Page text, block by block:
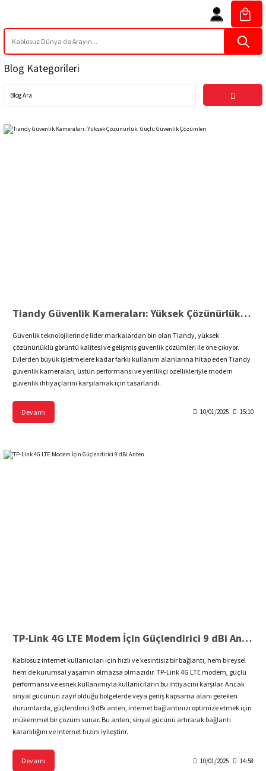
Blog Kategorileri
Tiandy Güvenlik Kameraları: Yüksek Çözünürlük, Güçlü Güvenlik Çözümleri
Güvenlik teknolojilerinde lider markalardan biri olan Tiandy, yüksek
çözünürlüklü görüntü kalitesi ve gelişmiş güvenlik çözümleri ile öne çıkıyor.
Evlerden büyük işletmelere kadar farklı kullanım alanlarına hitap eden Tiandy
güvenlik kameraları, üstün performansı ve yenilikçi özellikleriyle modern
güvenlik ihtiyaçlarını karşılamak için tasarlandı.
Devamı 10/01/2025 15:10
TP-Link 4G LTE Modem İçin Güçlendirici 9 dBi Anten
Kablosuz internet kullanıcıları için hızlı ve kesintisiz bir bağlantı, hem bireysel
hem de kurumsal yaşamın olmazsa olmazıdır. TP-Link 4G LTE modem, güçlü
performansı ve esnek kullanımıyla kullanıcıların bu ihtiyacını karşılar. Ancak
sinyal gücünün zayıf olduğu bölgelerde veya geniş kapsama alanı gereken
durumlarda, güçlendirici 9 dBi anten, internet bağlantınızı optimize etmek için
mükemmel bir çözüm sunar. Bu anten, sinyal gücünü artırarak bağlantı
kararlılığını ve internet hızını iyileştirir.
Devamı 10/01/2025 14:58